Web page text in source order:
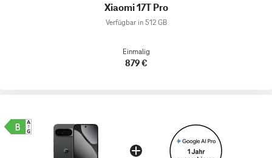
Xiaomi 17T Pro
Verfügbar in 512 GB
Einmalig
879 €